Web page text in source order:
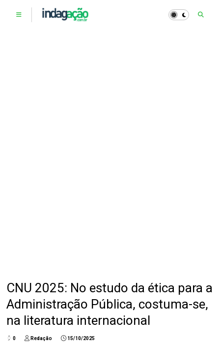
CNU 2025: No estudo da ética para a
Administração Pública, costuma-se,
na literatura internacional
0 Redação 15/10/2025